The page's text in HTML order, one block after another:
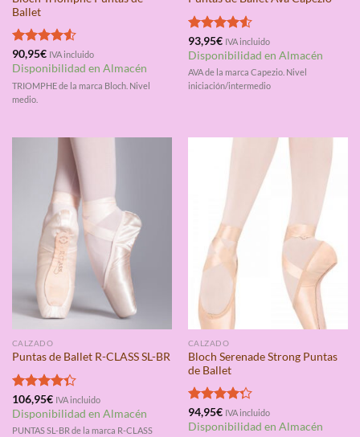
Ballet
Valorado
con4.50
90,95€ IVA incluido
Disponibilidad en Almacén
TRIOMPHE de la marca Bloch. Nivel
medio.
Valorado
con4.50
de 5
93,95€ IVA incluido
Disponibilidad en Almacén
AVA de la marca Capezio. Nivel
iniciación/intermedio
CALZADO
Puntas de Ballet R-CLASS SL-BR
Valorado
con4.33
de 5
106,95€ IVA incluido
Disponibilidad en Almacén
PUNTAS SL-BR de la marca R-CLASS
CALZADO
Bloch Serenade Strong Puntas
de Ballet
Valorado
con4.25
94,95€ IVA incluido
Disponibilidad en Almacén